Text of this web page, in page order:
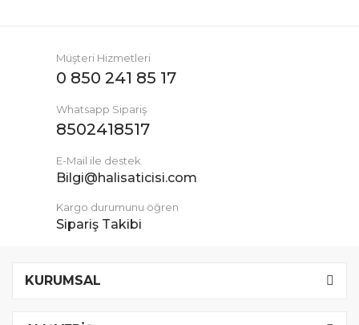
Müşteri Hizmetleri
0 850 241 85 17
Whatsapp Sipariş
8502418517
E-Mail ile destek
Bilgi@halisaticisi.com
Kargo durumunu öğren
Sipariş Takibi
KURUMSAL